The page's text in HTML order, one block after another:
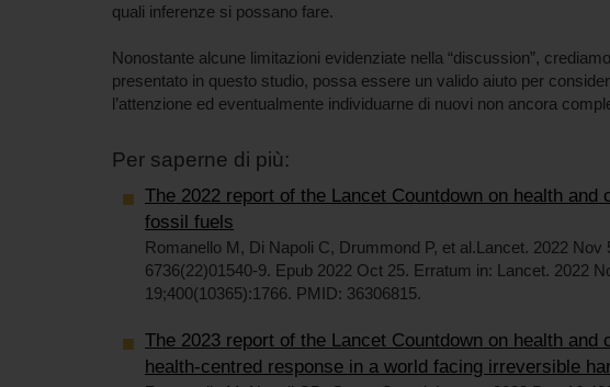
quali inferenze si possano fare.
Nonostante alcune limitazioni evidenziate nella “discussion”,
presentato in questo studio, possa essere un valido aiuto per
l’attenzione ed eventualmente individuarne di nuovi non ancora
Per saperne di più:
The 2022 report of the Lancet Countdown on health
fossil fuels
Romanello M, Di Napoli C, Drummond P, et al.Lancet. 2022
6736(22)01540-9. Epub 2022 Oct 25. Erratum in: Lancet. 2022
19;400(10365):1766. PMID: 36306815.
The 2023 report of the Lancet Countdown on health
health-centred response in a world facing irreversible